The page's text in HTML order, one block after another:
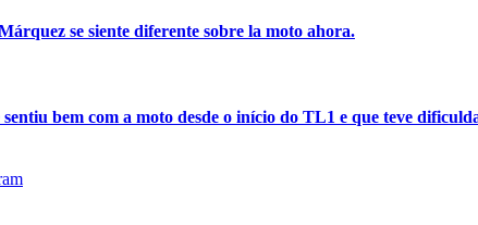
se siente diferente sobre la moto ahora.
sentiu bem com a moto desde o início do TL1 e que teve